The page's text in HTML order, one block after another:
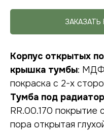
Корпус открытых
крышка тумбы: МДФ
покраска с 2-х
Тумба под
RR.00.170 покрытие
пора открытая